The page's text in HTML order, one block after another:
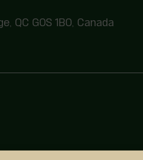
QC G0S 1B0, Canada